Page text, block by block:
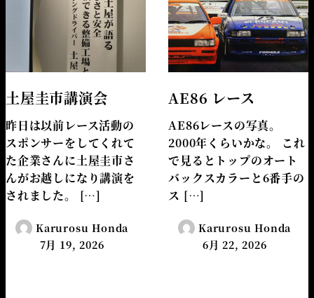
土屋圭市講演会
昨日は以前レース活動の
スポンサーをしてくれて
た企業さんに土屋圭市さ
んがお越しになり講演を
されました。 […]
Karurosu Honda
7月 19, 2026
AE86 レース
AE86レースの写真。
2000年くらいかな。 これ
で見るとトップのオート
バックスカラーと6番手の
ス […]
Karurosu Honda
6月 22, 2026